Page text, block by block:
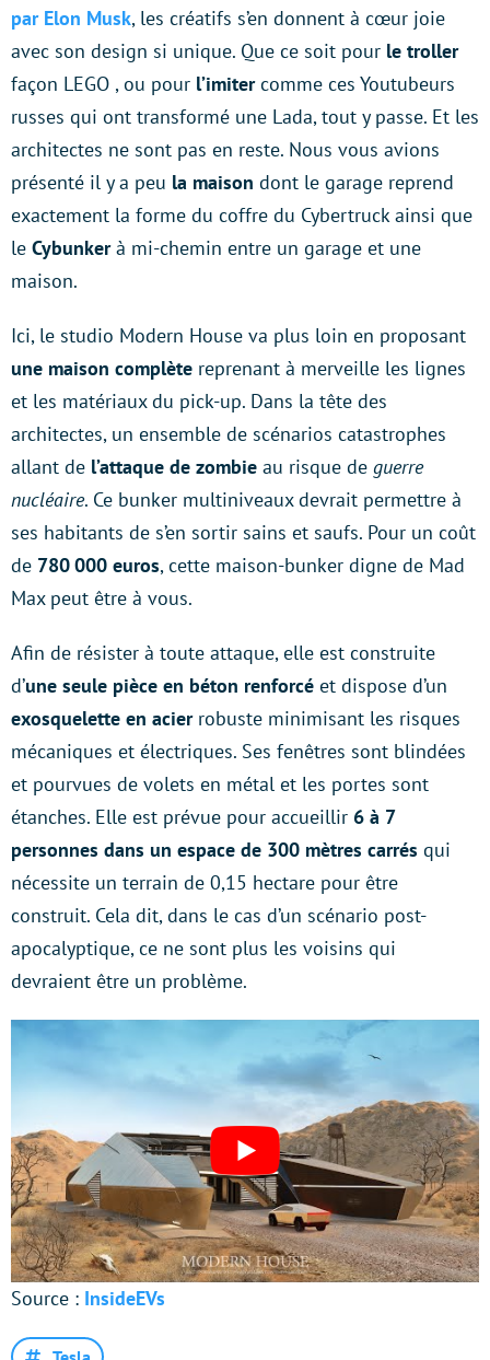
par Elon Musk, les créatifs s’en donnent à cœur joie
avec son design si unique. Que ce soit pour le troller
façon LEGO , ou pour l’imitercomme ces Youtubeurs
russes qui ont transformé une Lada, tout y passe. Et les
architectes ne sont pas en reste. Nous vous avions
présenté il y a peu la maison dont le garage reprend
exactement la forme du coffre du Cybertruck ainsi que
le Cybunkerà mi-chemin entre un garage et une
maison.
Ici, le studio Modern House va plus loin en proposant
une maison complète reprenant à merveille les lignes
et les matériaux du pick-up. Dans la tête des
architectes, un ensemble de scénarios catastrophes
allant de l’attaque de zombie au risque de guerre
nucléaire. Ce bunker multiniveaux devrait permettre à
ses habitants de s’en sortir sains et saufs. Pour un coût
de 780 000 euros, cette maison-bunker digne de Mad
Max peut être à vous.
Afin de résister à toute attaque, elle est construite
d’une seule pièce en béton renforcé et dispose d’un
exosquelette en acierrobuste minimisant les risques
mécaniques et électriques. Ses fenêtres sont blindées
et pourvues de volets en métal et les portes sont
étanches. Elle est prévue pour accueillir 6 à 7
personnes dans un espace de 300 mètres carrés qui
nécessite un terrain de 0,15 hectare pour être
construit. Cela dit, dans le cas d’un scénario post-
apocalyptique, ce ne sont plus les voisins qui
devraient être un problème.
Source : InsideEVs